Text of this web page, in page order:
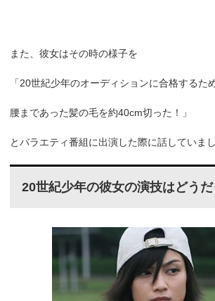
また、彼女はその時の様子を
「20世紀少年のオーディションに合格するた
腰まであった髪の毛を約40cm切った！」
とバラエティ番組に出演した際に話していまし
20世紀少年の彼女の演技はどうだ